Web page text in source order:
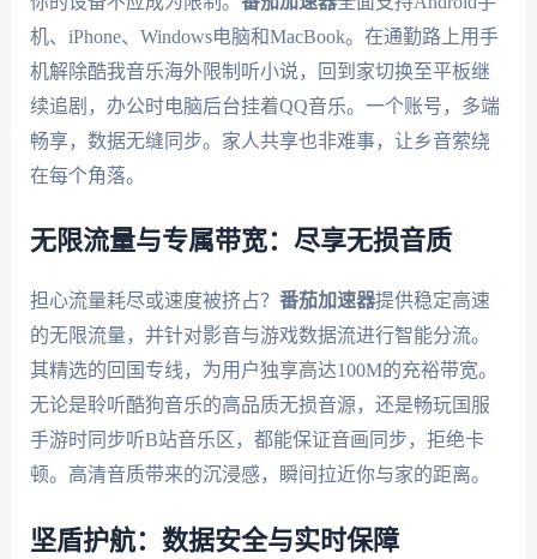
机、iPhone、Windows电脑和MacBook。在通勤路上用手
机解除酷我音乐海外限制听小说，回到家切换至平板继
续追剧，办公时电脑后台挂着QQ音乐。一个账号，多端
畅享，数据无缝同步。家人共享也非难事，让乡音萦绕
在每个角落。
无限流量与专属带宽：尽享无损音质
担心流量耗尽或速度被挤占？ 番茄加速器提供稳定高速
的无限流量，并针对影音与游戏数据流进行智能分流。
其精选的回国专线，为用户独享高达100M的充裕带宽。
无论是聆听酷狗音乐的高品质无损音源，还是畅玩国服
手游时同步听B站音乐区，都能保证音画同步，拒绝卡
顿。高清音质带来的沉浸感，瞬间拉近你与家的距离。
坚盾护航：数据安全与实时保障